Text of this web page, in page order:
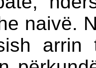
naivë.